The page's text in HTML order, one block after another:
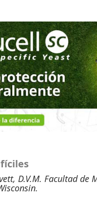
D.V.M. Facultad de